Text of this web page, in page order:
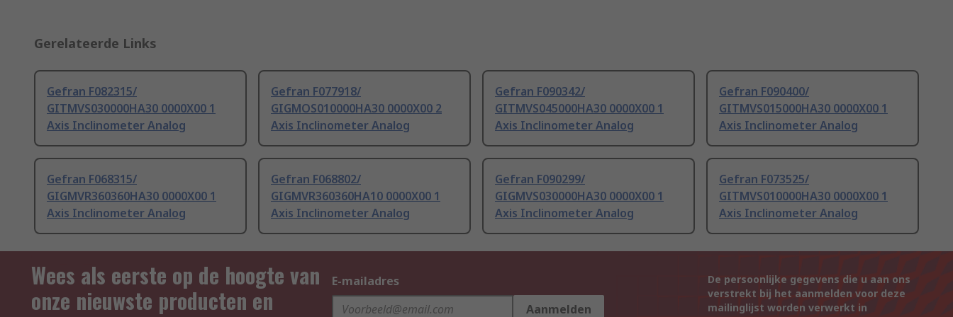
Gerelateerde Links
Gefran F082315/
GITMVS030000HA30 0000X00 1
Axis Inclinometer Analog
Gefran F077918/
GIGMOS010000HA30 0000X00 2
Axis Inclinometer Analog
Gefran F090342/
GITMVS045000HA30 0000X00 1
Axis Inclinometer Analog
Gefran F090400/
GITMVS015000HA30 0000X00 1
Axis Inclinometer Analog
Gefran F068315/
GIGMVR360360HA30 0000X00 1
Axis Inclinometer Analog
Gefran F068802/
GIGMVR360360HA10 0000X00 1
Axis Inclinometer Analog
Gefran F090299/
GIGMVS030000HA30 0000X00 1
Axis Inclinometer Analog
Gefran F073525/
GITMVS010000HA30 0000X00 1
Axis Inclinometer Analog
Wees als eerste op de hoogte van
onze nieuwste producten en
E-mailadres
Aanmelden
De persoonlijke gegevens die u aan ons
verstrekt bij het aanmelden voor deze
mailinglijst worden verwerkt in